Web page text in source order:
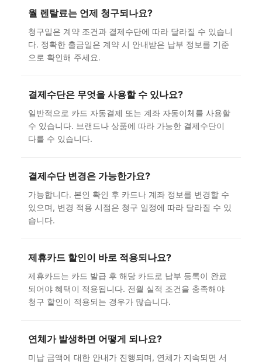
월 렌탈료는 언제 청구되나요?
청구일은 계약 조건과 결제수단에 따라 달라질 수 있습니
다. 정확한 출금일은 계약 시 안내받은 납부 정보를 기준
으로 확인해 주세요.
결제수단은 무엇을 사용할 수 있나요?
일반적으로 카드 자동결제 또는 계좌 자동이체를 사용할
수 있습니다. 브랜드나 상품에 따라 가능한 결제수단이
다를 수 있습니다.
결제수단 변경은 가능한가요?
가능합니다. 본인 확인 후 카드나 계좌 정보를 변경할 수
있으며, 변경 적용 시점은 청구 일정에 따라 달라질 수 있
습니다.
제휴카드 할인이 바로 적용되나요?
제휴카드는 카드 발급 후 해당 카드로 납부 등록이 완료
되어야 혜택이 적용됩니다. 전월 실적 조건을 충족해야
청구 할인이 적용되는 경우가 많습니다.
연체가 발생하면 어떻게 되나요?
미납 금액에 대한 안내가 진행되며, 연체가 지속되면 서